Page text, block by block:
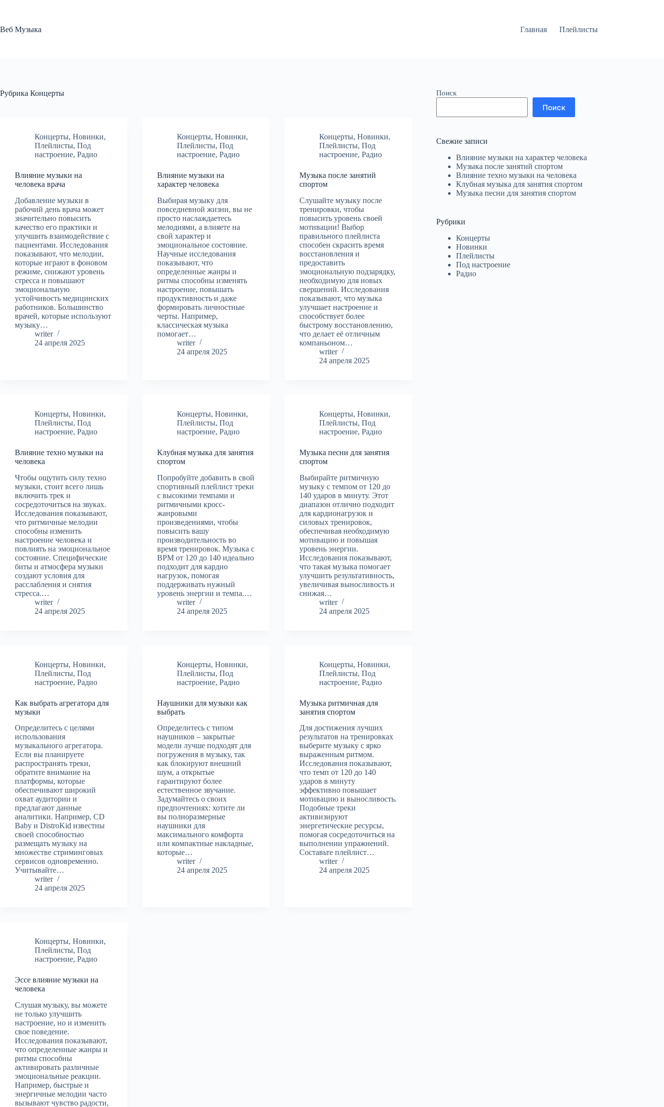
Веб Музыка
Главная Плейлисты
Рубрика Концерты
Концерты, Новинки,
Плейлисты, Под
настроение, Радио
Влияние музыки на
человека врача
Добавление музыки в
рабочий день врача может
значительно повысить
качество его практики и
улучшить взаимодействие с
пациентами. Исследования
показывают, что мелодии,
которые играют в фоновом
режиме, снижают уровень
стресса и повышают
эмоциональную
устойчивость медицинских
работников. Большинство
врачей, которые используют
музыку…
writer
24 апреля 2025
Концерты,Новинки,
Плейлисты,Под
настроение,Радио
Влияние музыки на
характер человека
Выбирая музыку для
повседневной жизни, вы не
просто наслаждаетесь
мелодиями, а влияете на
свой характер и
эмоциональное состояние.
Научные исследования
показывают, что
определенные жанры и
ритмы способны изменять
настроение, повышать
продуктивность и даже
формировать личностные
черты. Например,
классическая музыка
помогает…
writer
24 апреля 2025
Концерты,Новинки,
Плейлисты,Под
настроение,Радио
Музыка после занятий
спортом
Слушайте музыку после
тренировки, чтобы
повысить уровень своей
мотивации! Выбор
правильного плейлиста
способен скрасить время
восстановления и
предоставить
эмоциональную подзарядку,
необходимую для новых
свершений. Исследования
показывают, что музыка
улучшает настроение и
способствует более
быстрому восстановлению,
что делает её отличным
компаньоном…
writer
24 апреля 2025
Концерты, Новинки,
Плейлисты, Под
настроение, Радио
Влияние техно музыки на
человека
Чтобы ощутить силу техно
музыки, стоит всего лишь
включить трек и
сосредоточиться на звуках.
Исследования показывают,
что ритмичные мелодии
способны изменить
настроение человека и
повлиять на эмоциональное
состояние. Специфические
биты и атмосфера музыки
создают условия для
расслабления и снятия
стресса.…
writer
24 апреля 2025
Концерты,Новинки,
Плейлисты,Под
настроение,Радио
Клубная музыка для занятия
спортом
Попробуйте добавить в свой
спортивный плейлист треки
с высокими темпами и
ритмичными кросс-
жанровыми
произведениями, чтобы
повысить вашу
производительность во
время тренировок. Музыка с
BPM от 120 до 140 идеально
подходит для кардио
нагрузок, помогая
поддерживать нужный
уровень энергии и темпа.…
writer
24 апреля 2025
Концерты,Новинки,
Плейлисты,Под
настроение,Радио
Музыка песни для занятия
спортом
Выбирайте ритмичную
музыку с темпом от 120 до
140 ударов в минуту. Этот
диапазон отлично подходит
для кардионагрузок и
силовых тренировок,
обеспечивая необходимую
мотивацию и повышая
уровень энергии.
Исследования показывают,
что такая музыка помогает
улучшить результативность,
увеличивая выносливость и
снижая…
writer
24 апреля 2025
Концерты, Новинки,
Плейлисты, Под
настроение, Радио
Как выбрать агрегатора для
музыки
Определитесь с целями
использования
музыкального агрегатора.
Если вы планируете
распространять треки,
обратите внимание на
платформы, которые
обеспечивают широкий
охват аудитории и
предлагают данные
аналитики. Например, CD
Baby и DistroKid известны
своей способностью
размещать музыку на
множестве стриминговых
сервисов одновременно.
Учитывайте…
writer
24 апреля 2025
Концерты,Новинки,
Плейлисты,Под
настроение,Радио
Наушники для музыки как
выбрать
Определитесь с типом
наушников – закрытые
модели лучше подходят для
погружения в музыку, так
как блокируют внешний
шум, а открытые
гарантируют более
естественное звучание.
Задумайтесь о своих
предпочтениях: хотите ли
вы полноразмерные
наушники для
максимального комфорта
или компактные накладные,
которые…
writer
24 апреля 2025
Концерты,Новинки,
Плейлисты,Под
настроение,Радио
Музыка ритмичная для
занятия спортом
Для достижения лучших
результатов на тренировках
выберите музыку с ярко
выраженным ритмом.
Исследования показывают,
что темп от 120 до 140
ударов в минуту
эффективно повышает
мотивацию и выносливость.
Подобные треки
активизируют
энергетические ресурсы,
помогая сосредоточиться на
выполнении упражнений.
Составьте плейлист…
writer
24 апреля 2025
Концерты, Новинки,
Плейлисты, Под
настроение, Радио
Эссе влияние музыки на
человека
Слушая музыку, вы можете
не только улучшить
настроение, но и изменить
свое поведение.
Исследования показывают,
что определенные жанры и
ритмы способны
активировать различные
эмоциональные реакции.
Например, быстрые и
энергичные мелодии часто
вызывают чувство радости,
Поиск
Поиск
Свежие записи
Влияние музыки на характер человека
Музыка после занятий спортом
Влияние техно музыки на человека
Клубная музыка для занятия спортом
Музыка песни для занятия спортом
Рубрики
Концерты
Новинки
Плейлисты
Под настроение
Радио